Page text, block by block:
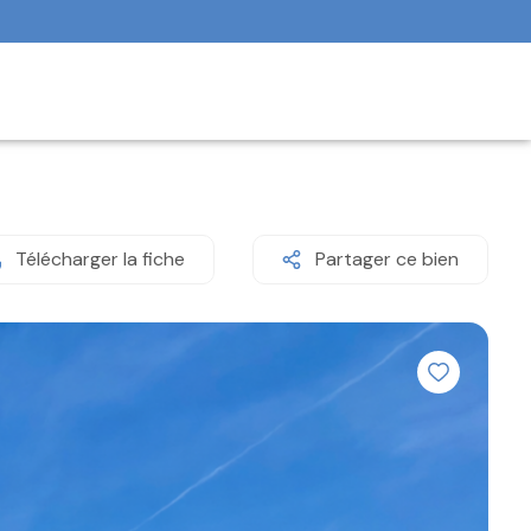
Télécharger la fiche Partager ce bien